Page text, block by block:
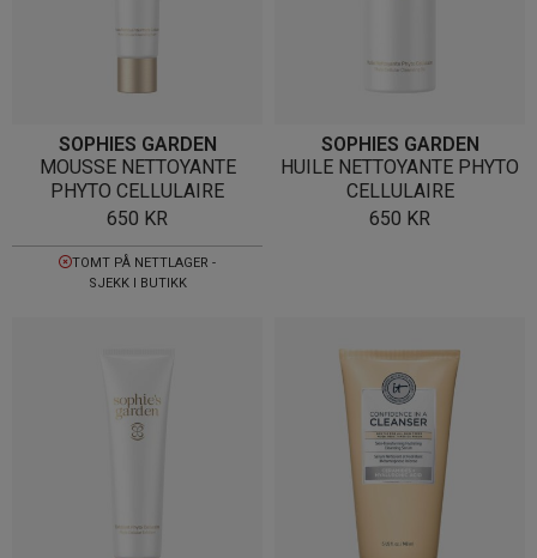
SOPHIES GARDEN
MOUSSE NETTOYANTE
PHYTO CELLULAIRE
650 KR
TOMT PÅ NETTLAGER -
SJEKK I BUTIKK
SOPHIES GARDEN
HUILE NETTOYANTE PHYTO
CELLULAIRE
650 KR